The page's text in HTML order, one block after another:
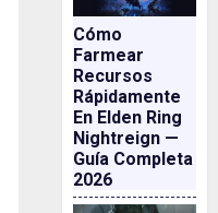
Cómo
Farmear
Recursos
Rápidamente
En Elden Ring
Nightreign —
Guía Completa
2026